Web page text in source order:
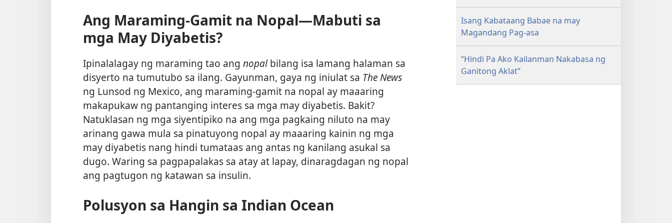
Ang Maraming-Gamit na Nopal​—Mabuti sa
mga May Diyabetis?
Ipinalalagay ng maraming tao ang nopalbilang isa lamang halaman sa
disyerto na tumutubo sa ilang. Gayunman, gaya ng iniulat sa The News
ng Lunsod ng Mexico, ang maraming-gamit na nopal ay maaaring
makapukaw ng pantanging interes sa mga may diyabetis. Bakit?
Natuklasan ng mga siyentipiko na ang mga pagkaing niluto na may
arinang gawa mula sa pinatuyong nopal ay maaaring kainin ng mga
may diyabetis nang hindi tumataas ang antas ng kanilang asukal sa
dugo. Waring sa pagpapalakas sa atay at lapay, dinaragdagan ng nopal
ang pagtugon ng katawan sa insulin.
Polusyon sa Hangin sa Indian Ocean
Isang Kabataang Babae na may
Magandang Pag-asa
“Hindi Pa Ako Kailanman Nakabasa ng
Ganitong Aklat”